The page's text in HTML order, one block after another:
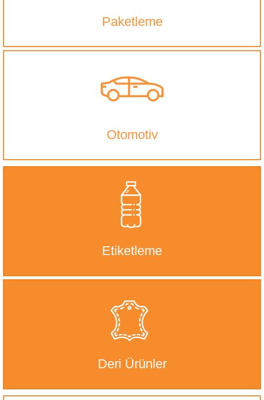
Paketleme
Otomotiv
Etiketleme
Deri Ürünler